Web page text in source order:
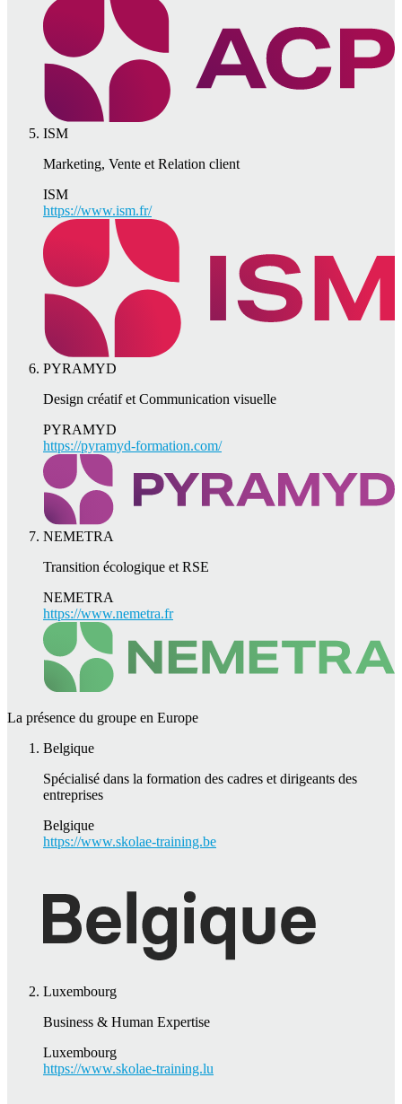
ISM
Marketing, Vente et Relation client
ISM
https://www.ism.fr/
PYRAMYD
Design créatif et Communication visuelle
PYRAMYD
https://pyramyd-formation.com/
NEMETRA
Transition écologique et RSE
NEMETRA
https://www.nemetra.fr
La présence du groupe en Europe
Belgique
Spécialisé dans la formation des cadres et dirigeants des
entreprises
Belgique
https://www.skolae-training.be
Luxembourg
Business & Human Expertise
Luxembourg
https://www.skolae-training.lu